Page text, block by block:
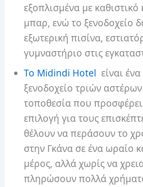
εξοπλισμένα με καθιστικό
μπαρ, ενώ το ξενοδοχείο
εξωτερική πισίνα,
γυμναστήριο στις
Το Midindi Hotel είναι
ξενοδοχείο τριών
τοποθεσία που προσφέρει
επιλογή για τους
θέλουν να περάσουν το
στην Γκάνα σε ένα ωραίο
μέρος, αλλά χωρίς να
πληρώσουν πολλά